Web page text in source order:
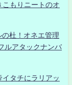
もりニートのオ
杜！オネエ管理
ルアタックナンバ
タチにラリアッ